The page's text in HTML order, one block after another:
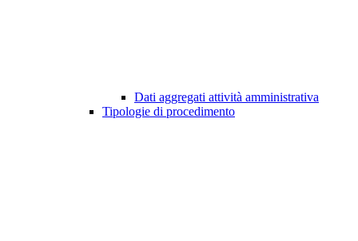
Dati aggregati attività amministrativa
Tipologie di procedimento